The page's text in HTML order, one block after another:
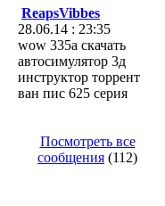
ReapsVibbes
28.06.14 : 23:35
wow 335а скачать
автосимулятор 3д
инструктор торрент
ван пис 625 серия
Посмотреть все
сообщения (112)